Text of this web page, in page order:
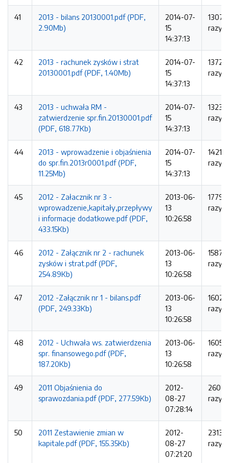
41
2013 - bilans 20130001.pdf (PDF,
2.90Mb)
2014-07-
15
14:37:13
1307
razy
42
2013 - rachunek zysków i strat
20130001.pdf (PDF, 1.40Mb)
2014-07-
15
14:37:13
1372
razy
43
2013 - uchwała RM -
zatwierdzenie spr.fin.20130001.pdf
(PDF, 618.77Kb)
2014-07-
15
14:37:13
1323
razy
44
2013 - wprowadzenie i objaśnienia
do spr.fin.2013r0001.pdf (PDF,
11.25Mb)
2014-07-
15
14:37:13
1421
razy
45
2012 - Załacznik nr 3 -
wprowadzenie,kapitały,przepływy
i informacje dodatkowe.pdf (PDF,
433.15Kb)
2013-06-
13
10:26:58
1779
razy
46
2012 - Załącznik nr 2 - rachunek
zysków i strat.pdf (PDF,
254.89Kb)
2013-06-
13
10:26:58
1587
razy
47
2012 -Załącznik nr 1 - bilans.pdf
(PDF, 249.33Kb)
2013-06-
13
10:26:58
1602
razy
48
2012 - Uchwała ws. zatwierdzenia
spr. finansowego.pdf (PDF,
187.20Kb)
2013-06-
13
10:26:58
1605
razy
49
2011 Objaśnienia do
sprawozdania.pdf (PDF, 277.59Kb)
2012-
08-27
07:28:14
2602
razy
50
2011 Zestawienie zmian w
kapitale.pdf (PDF, 155.35Kb)
2012-
08-27
07:21:20
2313
razy